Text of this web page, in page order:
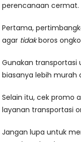
perencanaan cermat.
Pertama,
agar tidakboros
Gunakan
biasanya lebih murah
Selain itu, cek promo
layanan transportasi
Jangan lupa untuk